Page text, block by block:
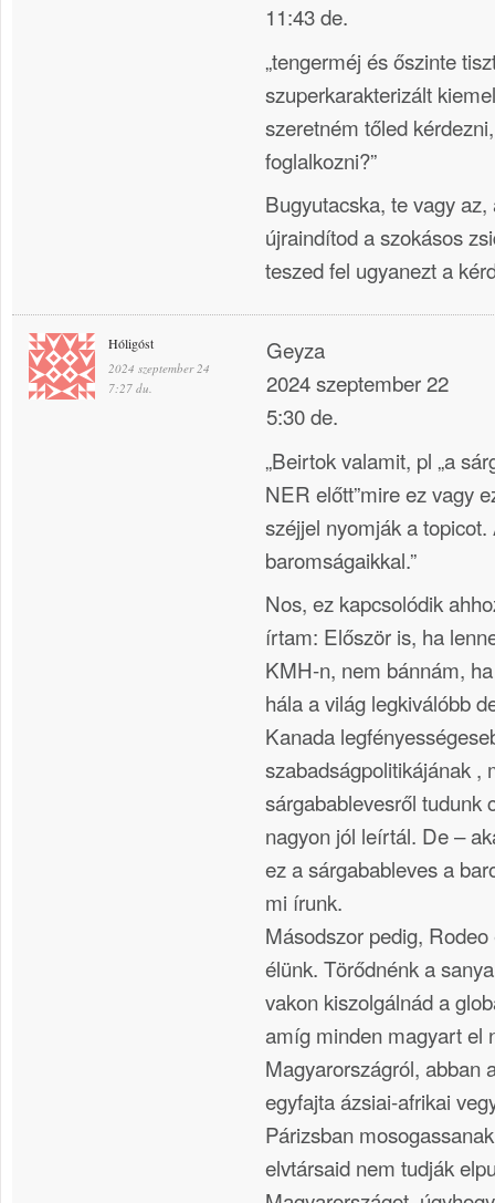
11:43 de.
„tengerméj és őszinte
szuperkarakterizált
szeretném tőled
foglalkozni?”
Bugyutacska, te vagy
újraindítod a szokásos
teszed fel ugyanezt a
Hóligóst
2024 szeptember 24
7:27 du.
Geyza
2024 szeptember 22
5:30 de.
„Beirtok valamit, pl „a
NER előtt”mire ez vagy
széjjel nyomják a topicot.
baromságaikkal.”
Nos, ez kapcsolódik
írtam: Először is, ha
KMH-n, nem bánnám,
hála a világ legkiválóbb
Kanada
szabadságpolitikájának ,
sárgabablevesről tudunk
nagyon jól leírtál. De –
ez a sárgabableves a
mi írunk.
Másodszor pedig,
élünk. Törődnénk a
vakon kiszolgálnád a
amíg minden magyart el
Magyarországról, abban
egyfajta ázsiai-afrikai
Párizsban
elvtársaid nem tudják